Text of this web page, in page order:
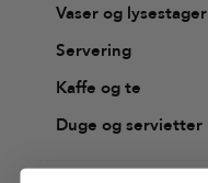
Vaser og lysestager
Servering
Kaffe og te
Duge og servietter